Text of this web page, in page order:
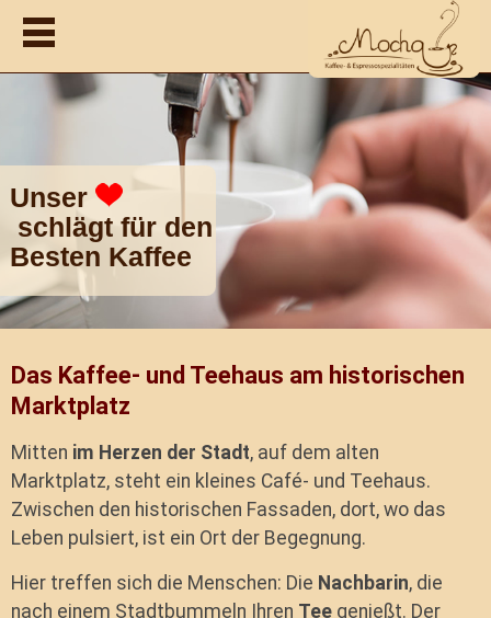
Unser
schlägt für den
Besten Kaffee
Das Kaffee- und Teehaus am historischen
Marktplatz
Mitten im Herzen der Stadt, auf dem alten
Marktplatz, steht ein kleines Café- und Teehaus.
Zwischen den historischen Fassaden, dort, wo das
Leben pulsiert, ist ein Ort der Begegnung.
Hier treffen sich die Menschen: Die Nachbarin, die
nach einem Stadtbummeln Ihren Tee genießt. Der